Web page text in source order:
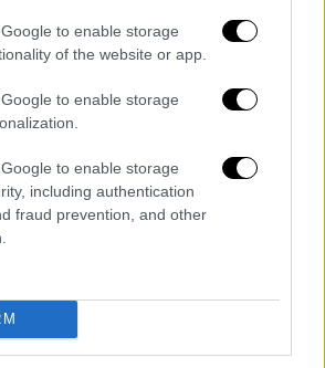
to enable storage
of the website or app.
to enable storage
to enable storage
including authentication
fraud prevention, and other
22:30
υποβρύχιες
ένα από τα
οικοσυστήματα στον